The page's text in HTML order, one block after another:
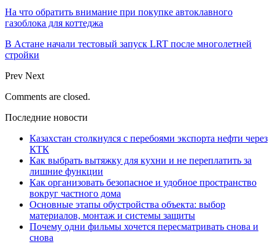
На что обратить внимание при покупке автоклавного
газоблока для коттеджа
В Астане начали тестовый запуск LRT после многолетней
стройки
Prev Next
Comments are closed.
Последние новости
Казахстан столкнулся с перебоями экспорта нефти через
КТК
Как выбрать вытяжку для кухни и не переплатить за
лишние функции
Как организовать безопасное и удобное пространство
вокруг частного дома
Основные этапы обустройства объекта: выбор
материалов, монтаж и системы защиты
Почему одни фильмы хочется пересматривать снова и
снова